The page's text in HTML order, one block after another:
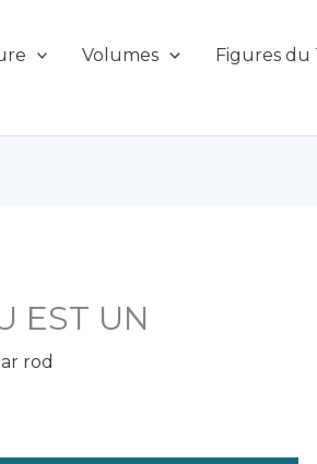
Volumes Figures du
EST UN
rod